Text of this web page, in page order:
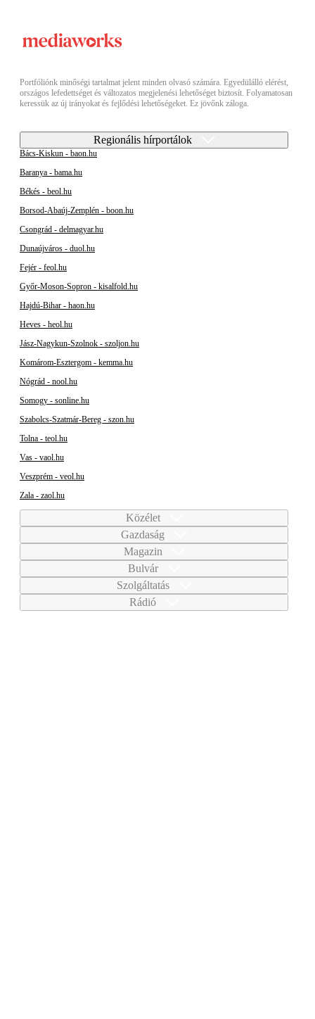
Portfóliónk minőségi tartalmat jelent minden olvasó számára. Egyedülálló elérést,
országos lefedettséget és változatos megjelenési lehetőséget biztosít. Folyamatosan
keressük az új irányokat és fejlődési lehetőségeket. Ez jövőnk záloga.
Regionális hírportálok
Bács-Kiskun - baon.hu
Baranya - bama.hu
Békés - beol.hu
Borsod-Abaúj-Zemplén - boon.hu
Csongrád - delmagyar.hu
Dunaújváros - duol.hu
Fejér - feol.hu
Győr-Moson-Sopron - kisalfold.hu
Hajdú-Bihar - haon.hu
Heves - heol.hu
Jász-Nagykun-Szolnok - szoljon.hu
Komárom-Esztergom - kemma.hu
Nógrád - nool.hu
Somogy - sonline.hu
Szabolcs-Szatmár-Bereg - szon.hu
Tolna - teol.hu
Vas - vaol.hu
Veszprém - veol.hu
Zala - zaol.hu
Közélet
Gazdaság
Magazin
Bulvár
Szolgáltatás
Rádió